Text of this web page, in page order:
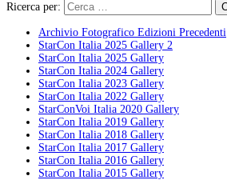
Ricerca per:
Archivio Fotografico Edizioni Precedenti
StarCon Italia 2025 Gallery 2
StarCon Italia 2025 Gallery
StarCon Italia 2024 Gallery
StarCon Italia 2023 Gallery
StarCon Italia 2022 Gallery
StarConVoi Italia 2020 Gallery
StarCon Italia 2019 Gallery
StarCon Italia 2018 Gallery
StarCon Italia 2017 Gallery
StarCon Italia 2016 Gallery
StarCon Italia 2015 Gallery